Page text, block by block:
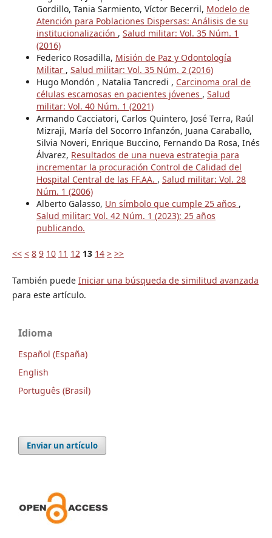
Gordillo, Tania Sarmiento, Víctor Becerril, Modelo de
Atención para Poblaciones Dispersas: Análisis de su
institucionalización , Salud militar: Vol. 35 Núm. 1
(2016)
Federico Rosadilla, Misión de Paz y Odontología
Militar , Salud militar: Vol. 35 Núm. 2 (2016)
Hugo Mondón , Natalia Tancredi , Carcinoma oral de
células escamosas en pacientes jóvenes , Salud
militar: Vol. 40 Núm. 1 (2021)
Armando Cacciatori, Carlos Quintero, José Terra, Raúl
Mizraji, María del Socorro Infanzón, Juana Caraballo,
Silvia Noveri, Enrique Buccino, Fernando Da Rosa, Inés
Álvarez, Resultados de una nueva estrategia para
incrementar la procuración Control de Calidad del
Hospital Central de las FF.AA. , Salud militar: Vol. 28
Núm. 1 (2006)
Alberto Galasso, Un símbolo que cumple 25 años ,
Salud militar: Vol. 42 Núm. 1 (2023): 25 años
publicando.
<< < 8 9 10 11 12 13 14 > >>
También puede Iniciar una búsqueda de similitud avanzada
para este artículo.
Idioma
Español (España)
English
Português (Brasil)
Enviar un artículo